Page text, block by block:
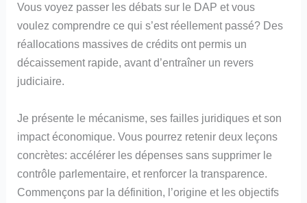
Vous voyez passer les débats sur le DAP et vous
voulez comprendre ce qui s’est réellement passé? Des
réallocations massives de crédits ont permis un
décaissement rapide, avant d’entraîner un revers
judiciaire.
Je présente le mécanisme, ses failles juridiques et son
impact économique. Vous pourrez retenir deux leçons
concrètes: accélérer les dépenses sans supprimer le
contrôle parlementaire, et renforcer la transparence.
Commençons par la définition, l’origine et les objectifs